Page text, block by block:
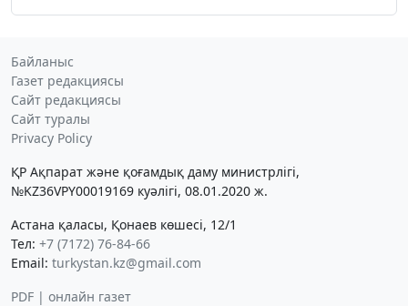
Байланыс
Газет редакциясы
Сайт редакциясы
Сайт туралы
Privacy Policy
ҚР Ақпарат және қоғамдық даму министрлігі,
№KZ36VPY00019169 куәлігі, 08.01.2020 ж.
Астана қаласы, Қонаев көшесі, 12/1
Тел: +7 (7172) 76-84-66
Email: turkystan.kz@gmail.com
PDF | онлайн газет